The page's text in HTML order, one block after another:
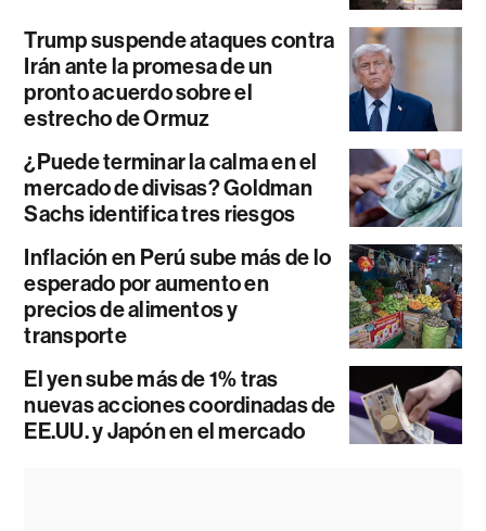
Trump suspende ataques contra
Irán ante la promesa de un
pronto acuerdo sobre el
estrecho de Ormuz
¿Puede terminar la calma en el
mercado de divisas? Goldman
Sachs identifica tres riesgos
Inflación en Perú sube más de lo
esperado por aumento en
precios de alimentos y
transporte
El yen sube más de 1% tras
nuevas acciones coordinadas de
EE.UU. y Japón en el mercado